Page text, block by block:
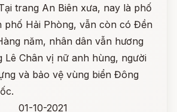
trang An Biên xưa, nay là phố
phố Hải Phòng, vẫn còn có Đền
năm, nhân dân vẫn hương
Lê Chân vị nữ anh hùng, người
và bảo vệ vùng biển Đông
01-10-2021